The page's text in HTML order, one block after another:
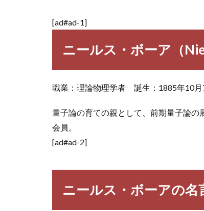
[ad#ad-1]
ニールス・ボーア（
職業：理論物理学者 誕生：1885年10
量子論の育ての親として、前期量子論の
会員。
[ad#ad-2]
ニールス・ボーアの名